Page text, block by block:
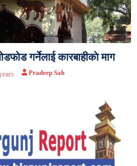
गर्नेलाई कारबाहीकाे माग
Pradeep Sah